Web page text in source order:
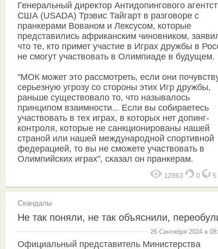
Генеральный директор Антидопингового
США (USADA) Трэвис Тайгарт в разговоре с
пранкерами Вованом и Лексусом, которые
представились африканским чиновником,
что те, кто примет участие в Играх дружбы в
не смогут участвовать в Олимпиаде в будущем.
"МОК может это рассмотреть, если они
серьезную угрозу со стороны этих Игр дружбы,
раньше существовало то, что называлось
принципом взаимности... Если вы собираетесь
участвовать в тех играх, в которых нет допинг-
контроля, которые не санкционированы нашей
страной или нашей международной спортивной
федерацией, то вы не сможете участвовать в
Олимпийских играх", сказал он пранкерам.
12863 0 5
Скандалы
Не так поняли, не так объяснили,
26 Сентября 2024 в
Официальный представитель Министерства